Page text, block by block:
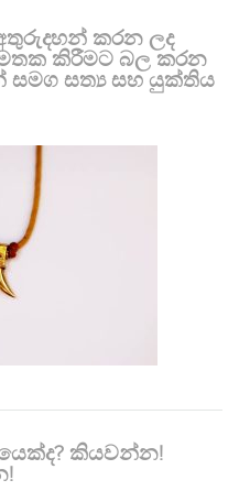
කරන ලද
කිරීමට බල කරන
සමග සත්‍ය සහ යුක්තිය
කියවන්න!